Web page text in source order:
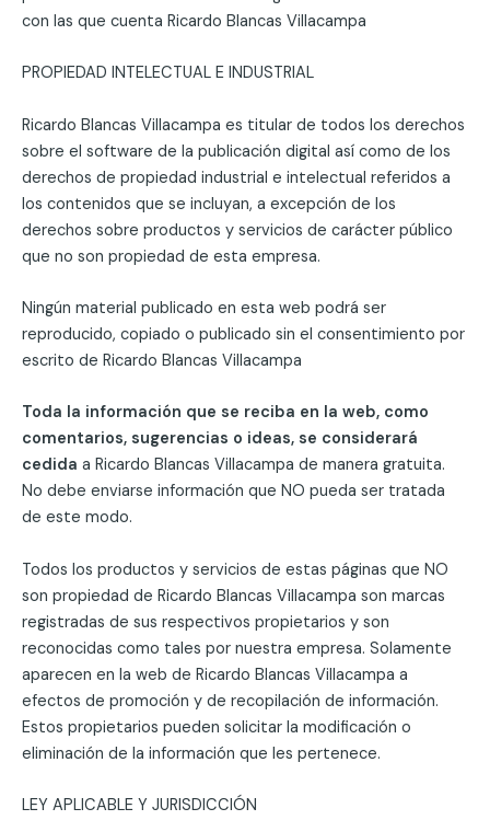
con las que cuenta Ricardo Blancas Villacampa
PROPIEDAD INTELECTUAL E INDUSTRIAL
Ricardo Blancas Villacampa es titular de todos los derechos
sobre el software de la publicación digital así como de los
derechos de propiedad industrial e intelectual referidos a
los contenidos que se incluyan, a excepción de los
derechos sobre productos y servicios de carácter público
que no son propiedad de esta empresa.
Ningún material publicado en esta web podrá ser
reproducido, copiado o publicado sin el consentimiento por
escrito de Ricardo Blancas Villacampa
Toda la información que se reciba en la web, como
comentarios, sugerencias o ideas, se considerará
cedida a Ricardo Blancas Villacampa de manera gratuita.
No debe enviarse información que NO pueda ser tratada
de este modo.
Todos los productos y servicios de estas páginas que NO
son propiedad de Ricardo Blancas Villacampa son marcas
registradas de sus respectivos propietarios y son
reconocidas como tales por nuestra empresa. Solamente
aparecen en la web de Ricardo Blancas Villacampa a
efectos de promoción y de recopilación de información.
Estos propietarios pueden solicitar la modificación o
eliminación de la información que les pertenece.
LEY APLICABLE Y JURISDICCIÓN